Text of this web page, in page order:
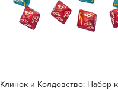
Клинок и Колдовство: Набор